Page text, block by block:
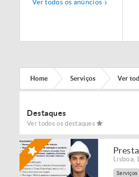
Ver todos os anúncios
Home Serviços Ver
Destaques
Ver todos os destaques
Lisboa
Serviços